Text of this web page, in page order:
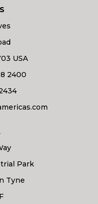
USA
2400
Park
Tyne